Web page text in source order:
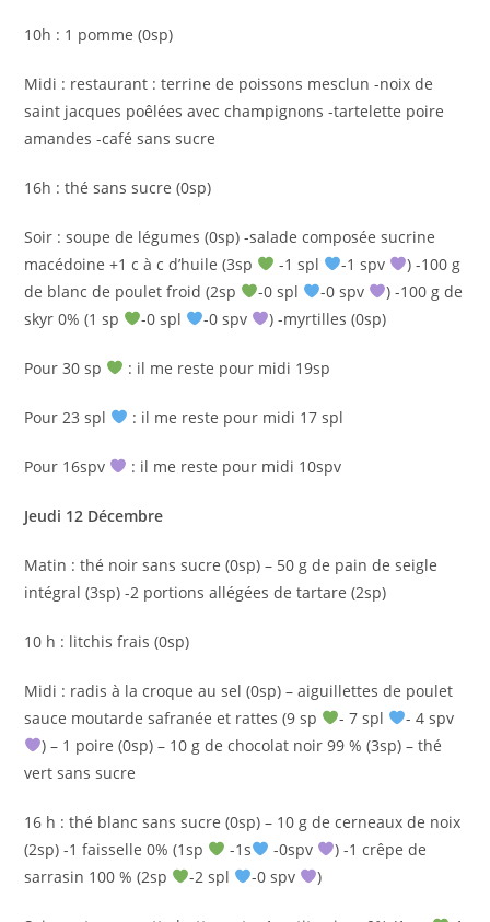
10h : 1 pomme (0sp)
Midi : restaurant : terrine de poissons mesclun -noix de
saint jacques poêlées avec champignons -tartelette poire
amandes -café sans sucre
16h : thé sans sucre (0sp)
Soir : soupe de légumes (0sp) -salade composée sucrine
macédoine +1 c à c d’huile (3sp
-1 spl -1 spv
) -100 g
de blanc de poulet froid (2sp
-0 spl -0 spv
) -100 g de
skyr 0% (1 sp
-0 spl -0 spv ) -myrtilles (0sp)
Pour 30 sp : il me reste pour midi 19sp
Pour 23 spl : il me reste pour midi 17 spl
Pour 16spv : il me reste pour midi 10spv
Jeudi 12 Décembre
Matin : thé noir sans sucre (0sp) – 50 g de pain de seigle
intégral (3sp) -2 portions allégées de tartare (2sp)
10 h : litchis frais (0sp)
Midi : radis à la croque au sel (0sp) – aiguillettes de poulet
sauce moutarde safranée et rattes (9 sp
- 7 spl
- 4 spv
) – 1 poire (0sp) – 10 g de chocolat noir 99 % (3sp) – thé
vert sans sucre
16 h : thé blanc sans sucre (0sp) – 10 g de cerneaux de noix
(2sp) -1 faisselle 0% (1sp
-1s -0spv
) -1 crêpe de
sarrasin 100 % (2sp
-2 spl -0 spv )